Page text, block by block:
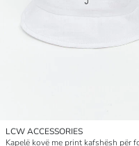
LCW ACCESSORIES